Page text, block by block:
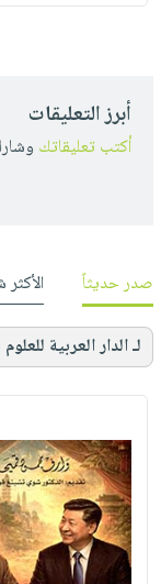
أبرز التعليقات
أكتب تعليقاتك
صدر حديثاً
لـ الدار العربية